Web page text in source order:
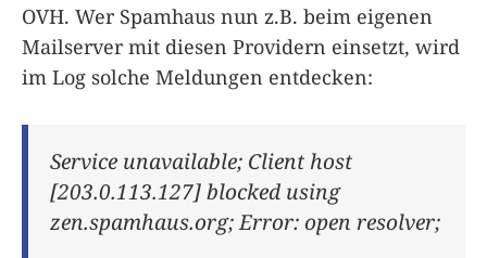
OVH. Wer Spamhaus nun z.B. beim eigenen
Mailserver mit diesen Providern einsetzt, wird
im Log solche Meldungen entdecken:
Service unavailable; Client host
[203.0.113.127] blocked using
zen.spamhaus.org; Error: open resolver;